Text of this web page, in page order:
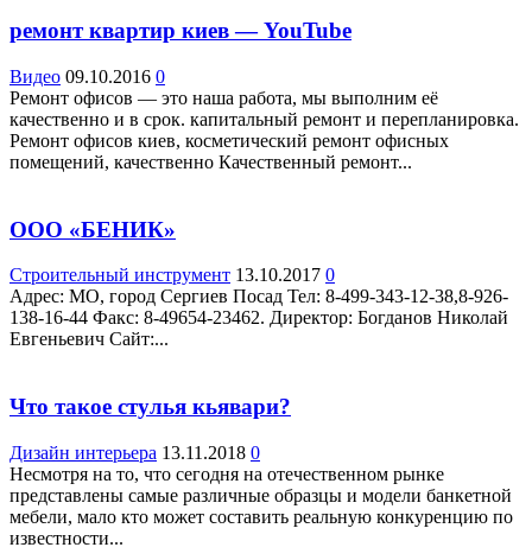
ремонт квартир киев — YouTube
Видео 09.10.2016 0
Ремонт офисов — это наша работа, мы выполним её
качественно и в срок. капитальный ремонт и перепланировка.
Ремонт офисов киев, косметический ремонт офисных
помещений, качественно Качественный ремонт...
ООО «БЕНИК»
Строительный инструмент 13.10.2017 0
Адрес: МО, город Сергиев Посад Teл: 8-499-343-12-38,8-926-
138-16-44 Факс: 8-49654-23462. Директор: Богданов Николай
Евгеньевич Сайт:...
Что такое стулья кьявари?
Дизайн интерьера 13.11.2018 0
Несмотря на то, что сегодня на отечественном рынке
представлены самые различные образцы и модели банкетной
мебели, мало кто может составить реальную конкуренцию по
известности...